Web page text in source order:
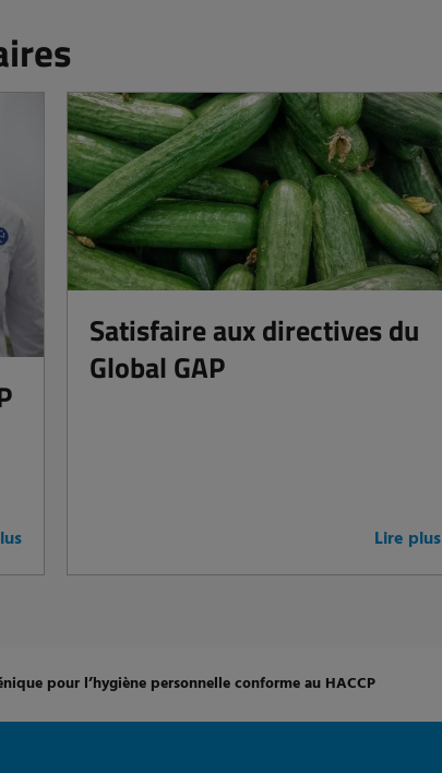
Satisfaire aux directives du
Global GAP
Lire plus
pour l’hygiène personnelle conforme au HACCP